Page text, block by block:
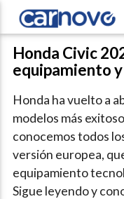
Honda Civic
equipamiento
Honda ha vuelto a
modelos más
conocemos todos
versión europea,
equipamiento
Sigue leyendo y